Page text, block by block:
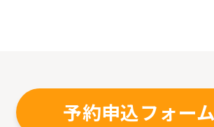
予約申込フォー